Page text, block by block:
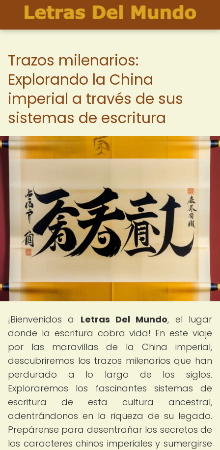
Trazos milenarios:
Explorando la China
imperial a través de sus
sistemas de escritura
¡Bienvenidos a Letras Del Mundo, el lugar
donde la escritura cobra vida! En este viaje
por las maravillas de la China imperial,
descubriremos los trazos milenarios que han
perdurado a lo largo de los siglos.
Exploraremos los fascinantes sistemas de
escritura de esta cultura ancestral,
adentrándonos en la riqueza de su legado.
Prepárense para desentrañar los secretos de
los caracteres chinos imperiales y sumergirse